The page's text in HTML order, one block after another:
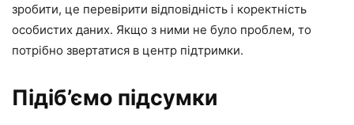
зробити, це перевірити відповідність і коректність
особистих даних. Якщо з ними не було проблем, то
потрібно звертатися в центр підтримки.
Підіб’ємо підсумки